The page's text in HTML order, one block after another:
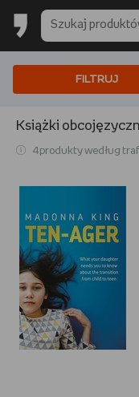
FILTRUJ
Książki
4 produkty według